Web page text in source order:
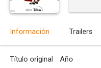
Información Trailers
Título original Año